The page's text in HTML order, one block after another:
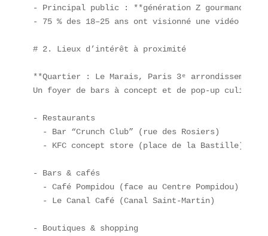
- Principal public : **génération Z gourmande**.
- 75 % des 18–25 ans ont visionné une vidéo sur
# 2. Lieux d’intérêt à proximité
**Quartier : Le Marais, Paris 3ᵉ
Un foyer de bars à concept et de pop-up
- Restaurants
  - Bar “Crunch Club” (rue des Rosiers)
  - KFC concept store (place de la Bastille)
- Bars & cafés
  - Café Pompidou (face au Centre Pompidou)
  - Le Canal Café (Canal Saint-Martin)
- Boutiques & shopping